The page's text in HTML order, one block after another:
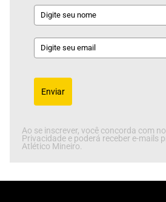
Enviar
Ao se inscrever, você concorda com
Privacidade e poderá receber e-mails
Atlético Mineiro.